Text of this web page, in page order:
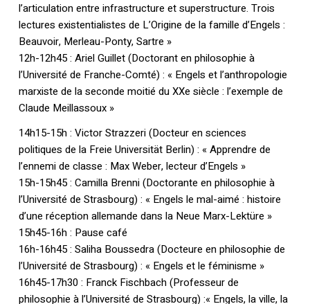
l’articulation entre infrastructure et superstructure. Trois
lectures existentialistes de L’Origine de la famille d’Engels :
Beauvoir, Merleau-Ponty, Sartre »
12h-12h45 : Ariel Guillet (Doctorant en philosophie à
l’Université de Franche-Comté) : « Engels et l’anthropologie
marxiste de la seconde moitié du XXe siècle : l’exemple de
Claude Meillassoux »
14h15-15h : Victor Strazzeri (Docteur en sciences
politiques de la Freie Universität Berlin) : « Apprendre de
l’ennemi de classe : Max Weber, lecteur d’Engels »
15h-15h45 : Camilla Brenni (Doctorante en philosophie à
l’Université de Strasbourg) : « Engels le mal-aimé : histoire
d’une réception allemande dans la Neue Marx-Lektüre »
15h45-16h : Pause café
16h-16h45 : Saliha Boussedra (Docteure en philosophie de
l’Université de Strasbourg) : « Engels et le féminisme »
16h45-17h30 : Franck Fischbach (Professeur de
philosophie à l’Université de Strasbourg) :« Engels, la ville, la